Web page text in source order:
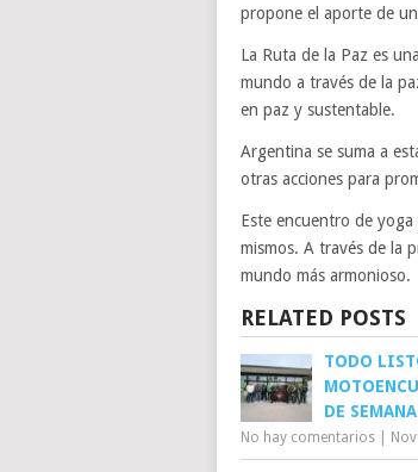
propone el aporte de
La Ruta de la Paz es
mundo a través de la
en paz y sustentable.
Argentina se suma a
otras acciones para
Este encuentro de
mismos. A través de la
mundo más armonioso.
RELATED POSTS
TODO
DE
No hay comentarios